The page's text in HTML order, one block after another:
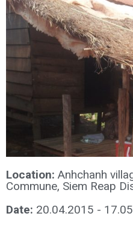
Location: Anhchanh
Commune, Siem Reap
Date: 20.04.2015 -